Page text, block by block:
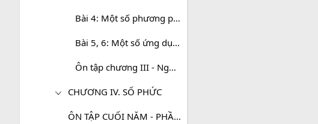
Bài 4: Một số phương pháp tính tích phân
Bài 5, 6: Một số ứng dụng hình học của tích phân
Ôn tập chương III - Nguyên hàm, tích phân và ứng dụng
CHƯƠNG IV. SỐ PHỨC
ÔN TẬP CUỐI NĂM - PHẦN GIẢI TÍCH